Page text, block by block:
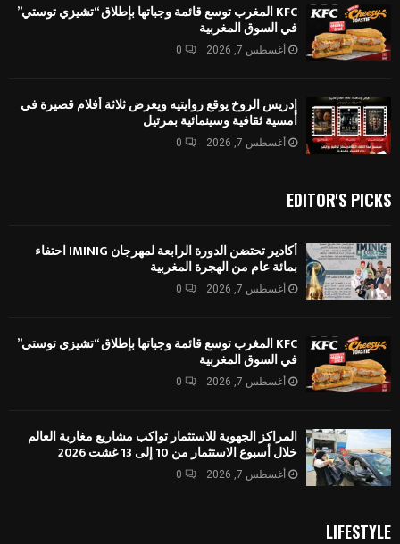
KFC المغرب توسع قائمة وجباتها بإطلاق “تشيزي توستي”
في السوق المغربية
أغسطس 7, 2026 0
إدريس الروخ يوقع روايتيه ويعرض ثلاثة أفلام قصيرة في
أمسية ثقافية وسينمائية بمرتيل
أغسطس 7, 2026 0
EDITOR'S PICKS
أكادير تحتضن الدورة الرابعة لمهرجان IMINIG احتفاء
بمائة عام من الهجرة المغربية
أغسطس 7, 2026 0
KFC المغرب توسع قائمة وجباتها بإطلاق “تشيزي توستي”
في السوق المغربية
أغسطس 7, 2026 0
المراكز الجهوية للاستثمار تواكب مشاريع مغاربة العالم
خلال أسبوع الاستثمار من 10 إلى 13 غشت 2026
أغسطس 7, 2026 0
LIFESTYLE